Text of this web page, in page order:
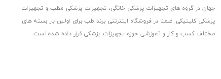
جهان در گروه های تجهیزات پزشکی خانگی، تجهیزات پزشکی مطب و تجهیزات
پزشکی کلینیکی. ضمنا در فروشگاه اینترنتی برند طب برای اولین بار بسته های
مختلف کسب و کار و آموزشی حوزه تجهیزات پزشکی قرار داده شده است.